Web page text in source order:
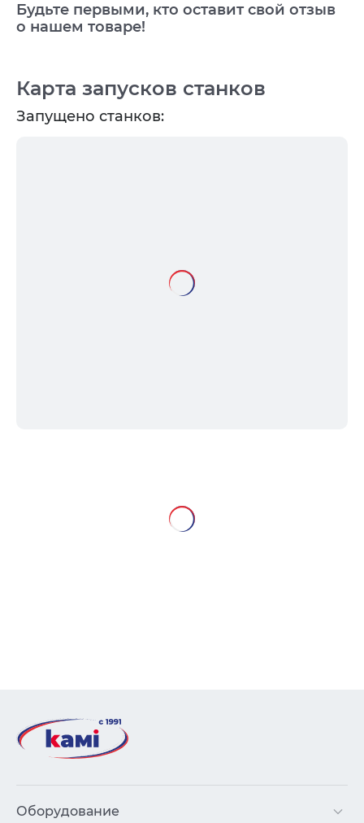
Карта запусков станков
Запущено станков:
Будьте первыми, кто оставит свой отзыв
о нашем товаре!
Оборудование